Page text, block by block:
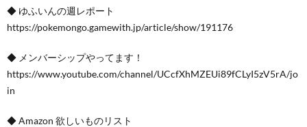
◆ ゆふいんの週レポート
https://pokemongo.gamewith.jp/article/show/191176
◆ メンバーシップやってます！
https://www.youtube.com/channel/UCcfXhMZEUi89fCLyI5zV5rA/jo
in
◆ Amazon 欲しいものリスト